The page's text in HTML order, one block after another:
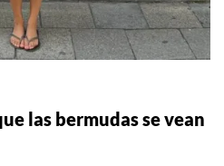
las bermudas se vean